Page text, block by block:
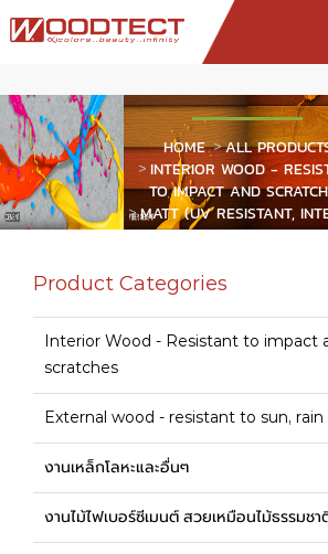
HOME
ALL
INTERIOR WOOD -
TO IMPACT AND
MATT (UV RESISTANT,
WORK - SUNNY)
Product Categories
Interior Wood - Resistant to impact
scratches
External wood - resistant to sun,
งานเหล็กโลหะและอื่นๆ
งานไม้ไฟเบอร์ซีเมนต์ สวยเหมือนไม้ธรรมชา